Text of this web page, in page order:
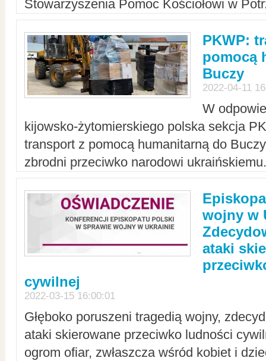
Stowarzyszenia Pomoc Kościołowi w
PKWP:
pomocą
Buczy
2022-04-11
W
kijowsko-żytomierskiego polska sekcja
transport z pomocą humanitarną do
zbrodni przeciwko narodowi
wojny w
ataki
cywilnej
2022-03-15 16:00:01
Głęboko poruszeni tragedią wojny,
ataki skierowane przeciwko ludności
ogrom ofiar, zwłaszcza wśród kobiet i